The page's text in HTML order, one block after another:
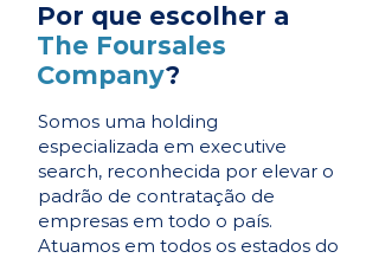
Por que escolher a
The Foursales
Company?
Somos uma holding
especializada em executive
search, reconhecida por elevar o
padrão de contratação de
empresas em todo o país.
Atuamos em todos os estados do